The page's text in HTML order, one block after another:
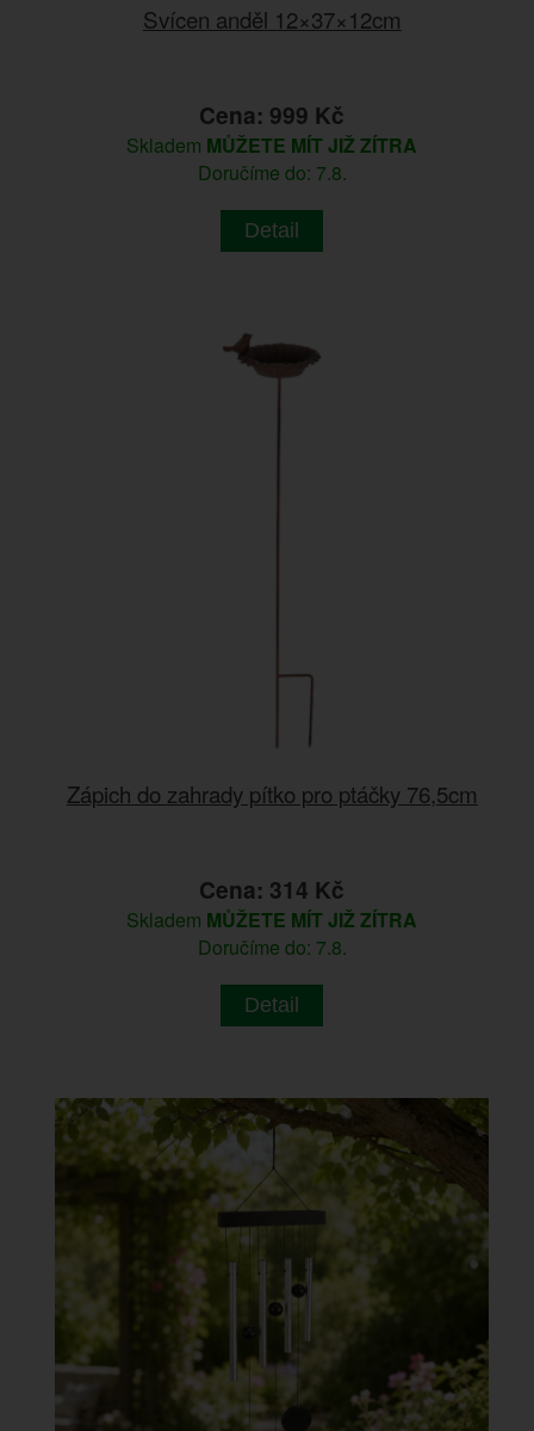
Svícen anděl 12×37×12cm
Cena: 999 Kč
Skladem MŮŽETE MÍT JIŽ ZÍTRA
Doručíme do: 7.8.
Detail
Zápich do zahrady pítko pro ptáčky 76,5cm
Cena: 314 Kč
Skladem MŮŽETE MÍT JIŽ ZÍTRA
Doručíme do: 7.8.
Detail